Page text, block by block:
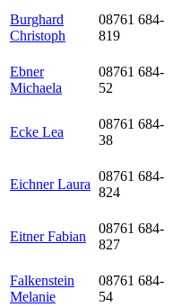
Burghard
Christoph
08761 684-
819
Ebner
Michaela
08761 684-
52
Ecke Lea
08761 684-
38
Eichner Laura
08761 684-
824
Eitner Fabian
08761 684-
827
Falkenstein
Melanie
08761 684-
54